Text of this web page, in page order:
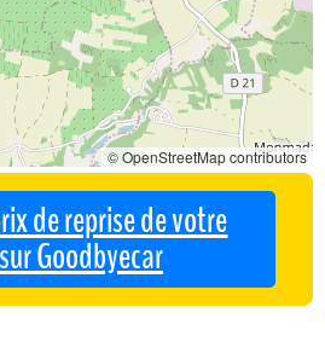
© OpenStreetMap contributors
de reprise de votre
Goodbyecar